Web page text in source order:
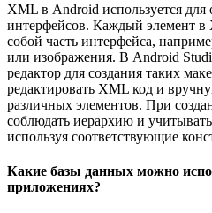
XML в Android используется для
интерфейсов. Каждый элемент в
собой часть интерфейса,
или изображения. В Android
редактор для создания таких
редактировать XML код и
различных элементов. При
соблюдать иерархию и
используя соответствующие
Какие базы данных можно
приложениях?